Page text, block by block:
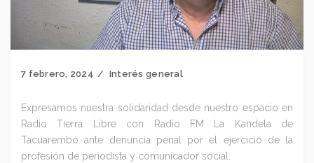
7 febrero, 2024 Interés general
Expresamos nuestra solidaridad desde nuestro espacio en
Radio Tierra Libre con Radio FM La Kandela de
Tacuarembó ante denuncia penal por el ejercicio de la
profesión de periodista y comunicador social.